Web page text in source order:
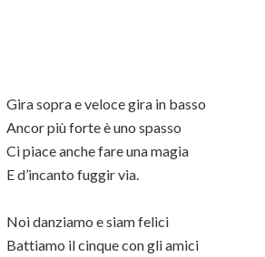
Gira sopra e veloce gira in basso
Ancor più forte è uno spasso
Ci piace anche fare una magia
E d’incanto fuggir via.
Noi danziamo e siam felici
Battiamo il cinque con gli amici